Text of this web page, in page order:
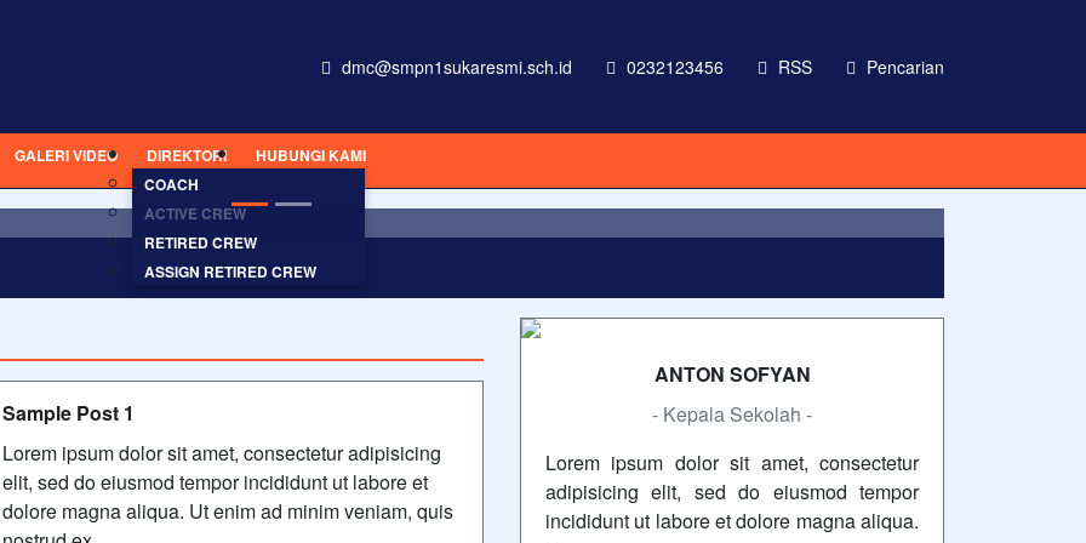
dmc@smpn1sukaresmi.sch.id 0232123456 RSS Pencarian
GALERI VIDEO
DIREKTORI
COACH
ACTIVE CREW
RETIRED CREW
ASSIGN RETIRED CREW
HUBUNGI KAMI
adipisicing elit, sed do eiusmod tempor incididunt ut labore et dolore magna aliqua
Sample Post 1
Lorem ipsum dolor sit amet, consectetur adipisicing
elit, sed do eiusmod tempor incididunt ut labore et
dolore magna aliqua. Ut enim ad minim veniam, quis
ANTON SOFYAN
- Kepala Sekolah -
Lorem ipsum dolor sit amet, consectetur
adipisicing elit, sed do eiusmod tempor
incididunt ut labore et dolore magna aliqua.